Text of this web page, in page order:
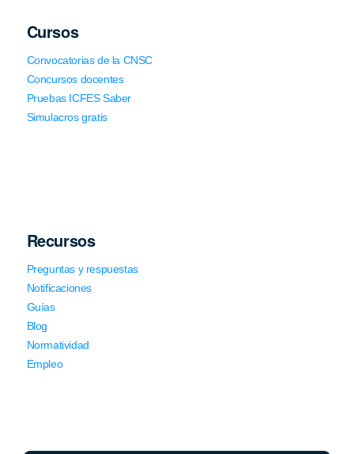
Cursos
Convocatorias de la CNSC
Concursos docentes
Pruebas ICFES Saber
Simulacros gratis
Recursos
Preguntas y respuestas
Notificaciones
Guías
Blog
Normatividad
Empleo